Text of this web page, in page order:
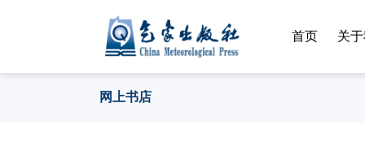
首页 关
网上书店